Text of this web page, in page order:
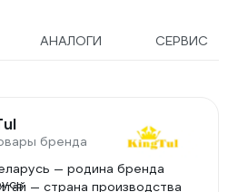
АНАЛОГИ СЕРВИС
бренда
— родина бренда
— страна производства